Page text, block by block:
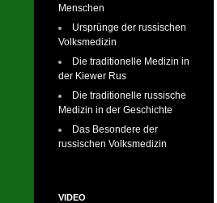
Menschen
Ursprünge der russischen
Volksmedizin
Die traditionelle Medizin in
der Kiewer Rus
Die traditionelle russische
Medizin in der Geschichte
Das Besondere der
russischen Volksmedizin
VIDEO